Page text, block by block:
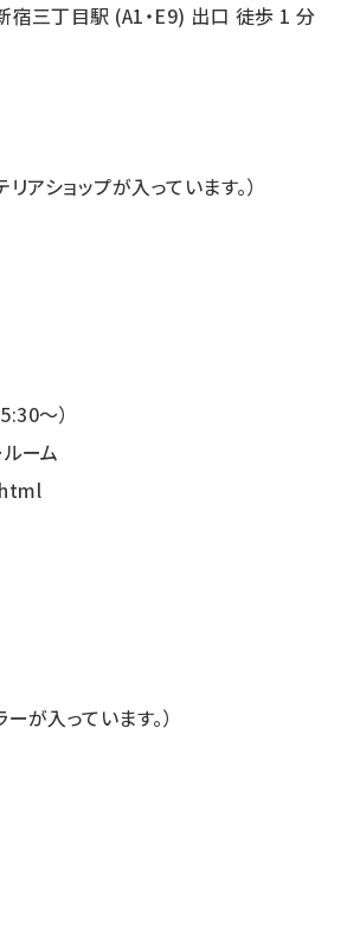
三丁目駅 (A1・E9) 出口 徒歩 1 分
アショップが入っています。）
～）
ーム
が入っています。）